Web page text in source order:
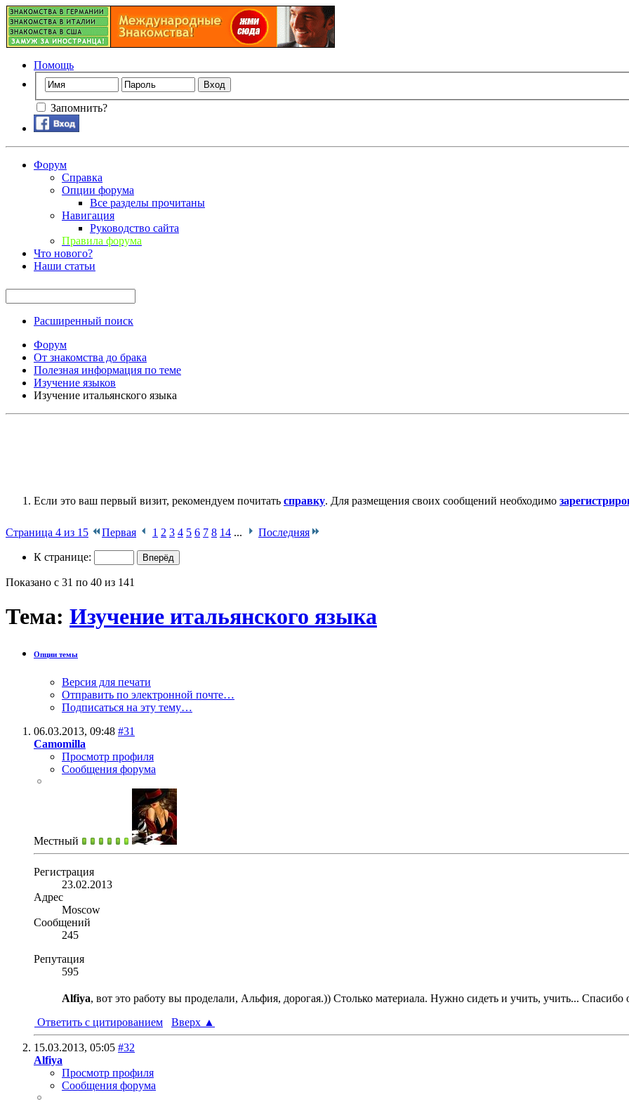
Помощь
Запомнить?
Форум
Справка
Опции форума
Все разделы прочитаны
Навигация
Руководство сайта
Правила форума
Что нового?
Наши статьи
Расширенный поиск
Форум
От знакомства до брака
Полезная информация по теме
Изучение языков
Изучение итальянского языка
Если это ваш первый визит, рекомендуем почитать справку. Для размещения своих сообщений необходимо
Страница 4 из 15 Первая 1 2 3 4 5 6 7 8 14 ... Последняя
К странице:
Показано с 31 по 40 из 141
Тема: Изучение итальянского языка
Опции темы
Версия для печати
Отправить по электронной почте…
Подписаться на эту тему…
06.03.2013, 09:48 #31
Camomilla
Просмотр профиля
Сообщения форума
Местный
Регистрация
23.02.2013
Адрес
Moscow
Сообщений
245
Репутация
595
Alfiya, вот это работу вы проделали, Альфия, дорогая.)) Столько материала. Нужно сидеть и учить, учить... Спасибо
Ответить с цитированием
Вверх ▲
15.03.2013, 05:05 #32
Alfiya
Просмотр профиля
Сообщения форума